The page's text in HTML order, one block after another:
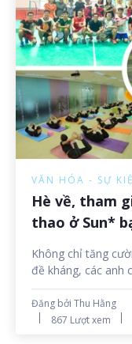
VĂN HÓA - SỰ
Hè về, tham
thao ở Sun*
Không chỉ tăng
đề kháng, các anh
lạc bộ, hội nhóm
tinh thần, thắt chặt
tích cực khi được
Đăng bởi Thu Hằng
867 Lượt xem